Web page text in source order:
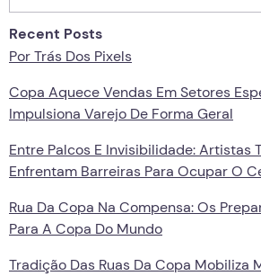
Recent Posts
Por Trás Dos Pixels
Copa Aquece Vendas Em Setores
Impulsiona Varejo De Forma Geral
Entre Palcos E Invisibilidade: Artistas
Enfrentam Barreiras Para Ocupar O
Rua Da Copa Na Compensa: Os
Para A Copa Do Mundo
Tradição Das Ruas Da Copa Mobiliza